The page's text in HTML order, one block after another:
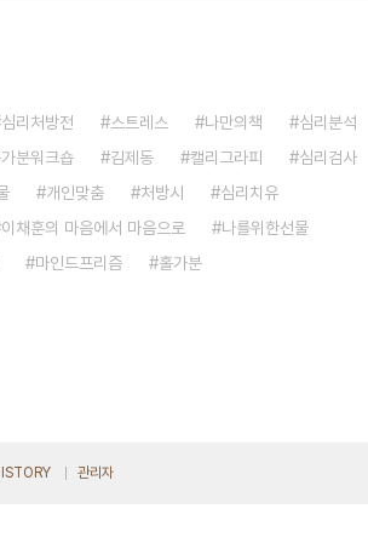
심리처방전 스트레스 나만의책
심리분석
분워크숍 김제동 캘리그라피
심리검사
개인맞춤 처방시
심리치유
이채훈의 마음에서 마음으로
나를위한선물
마인드프리즘 홀가분
관리자